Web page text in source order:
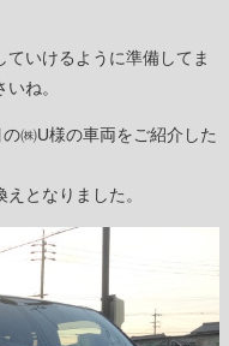
いけるように準備してま
ね。
㈱U様の車両をご紹介した
となりました。